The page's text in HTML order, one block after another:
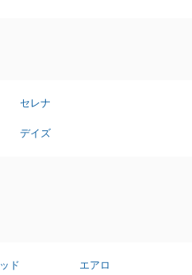
セレナ
デイズ
ド エアロ